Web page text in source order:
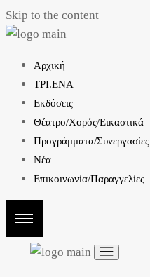
Skip to the content
Αρχική
ΤΡΙ.ΕΝΑ
Εκδόσεις
Θέατρο/Χορός/Εικαστικά
Προγράμματα/Συνεργασίες
Νέα
Επικοινωνία/Παραγγελίες